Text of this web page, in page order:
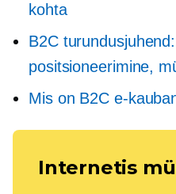
kohta
B2C
positsioneerimine,
Mis on B2C e-
Internetis